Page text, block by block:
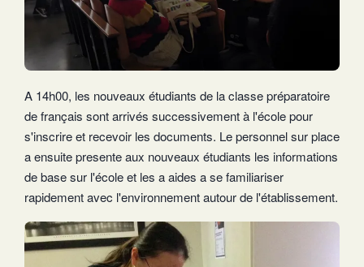
A 14h00, les nouveaux étudiants de la classe préparatoire
de français sont arrivés successivement à l'école pour
s'inscrire et recevoir les documents. Le personnel sur place
a ensuite presente aux nouveaux étudiants les informations
de base sur l'école et les a aides a se familiariser
rapidement avec l'environnement autour de l'établissement.